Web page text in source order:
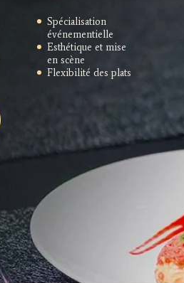
Spécialisation
événementielle
Esthétique et mise
en scène
Flexibilité des plats